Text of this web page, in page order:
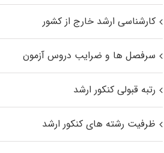
کارشناسی ارشد خارج از کشور
سرفصل ها و ضرایب دروس آزمون
رتبه قبولی کنکور ارشد
ظرفیت رشته های کنکور ارشد